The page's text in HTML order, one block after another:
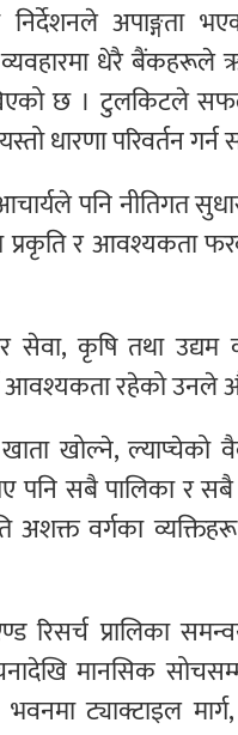
अपाङ्गता
व्यवहारमा धेरै
छ । टुलकिटले
धारणा परिवर्तन गर्न
आचार्यले पनि नीतिगत
प्रकृति र
कृषि तथा उद्यम
आवश्यकता रहेको उनले
खोल्ने,
पनि सबै पालिका र
वर्गका व्यक्तिहरू
प्रालिका
मानसिक
ट्याक्टाइल